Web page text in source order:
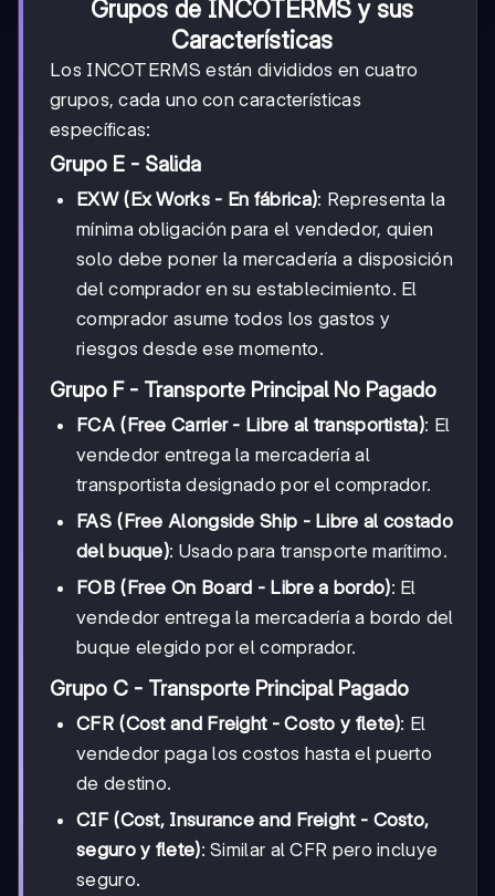
Grupos de INCOTERMS y sus
Características
Los INCOTERMS están divididos en cuatro
grupos, cada uno con características
específicas:
Grupo E - Salida
EXW (Ex Works - En fábrica): Representa la
mínima obligación para el vendedor, quien
solo debe poner la mercadería a disposición
del comprador en su establecimiento. El
comprador asume todos los gastos y
riesgos desde ese momento.
Grupo F - Transporte Principal No Pagado
FCA (Free Carrier - Libre al transportista): El
vendedor entrega la mercadería al
transportista designado por el comprador.
FAS (Free Alongside Ship - Libre al costado
del buque): Usado para transporte marítimo.
FOB (Free On Board - Libre a bordo): El
vendedor entrega la mercadería a bordo del
buque elegido por el comprador.
Grupo C - Transporte Principal Pagado
CFR (Cost and Freight - Costo y flete): El
vendedor paga los costos hasta el puerto
de destino.
CIF (Cost, Insurance and Freight - Costo,
seguro y flete): Similar al CFR pero incluye
seguro.